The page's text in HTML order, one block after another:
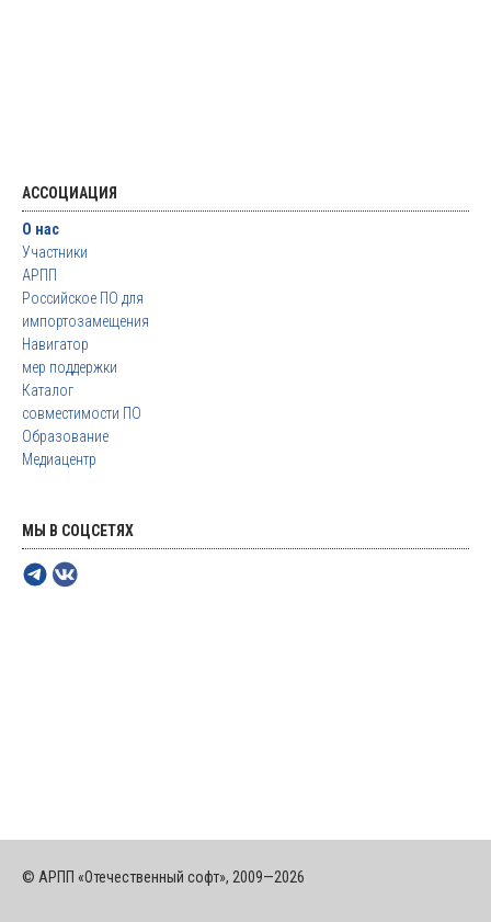
АССОЦИАЦИЯ
О нас
Участники
АРПП
Российское ПО для
импортозамещения
Навигатор
мер поддержки
Каталог
совместимости ПО
Образование
Медиацентр
МЫ В СОЦСЕТЯХ
© АРПП «Отечественный софт», 2009—2026